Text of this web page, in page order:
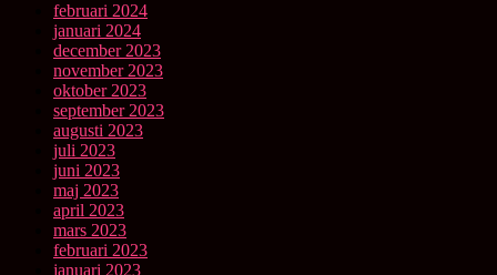
februari 2024
januari 2024
december 2023
november 2023
oktober 2023
september 2023
augusti 2023
juli 2023
juni 2023
maj 2023
april 2023
mars 2023
februari 2023
januari 2023